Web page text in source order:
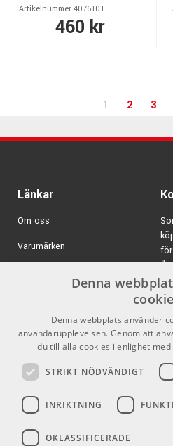
Artikelnummer 4076101
460 kr
1 2 3
Länkar
Om oss
Varumärken
Försäljningsvillkor
Inlogg för återförsäljare
E-
Denna
Denna webbplats använder
användarupplevelsen. Genom att
du till alla cookies i enlighet
STRIKT NÖDVÄNDIGT
INRIKTNING
OKLASSIFICERADE